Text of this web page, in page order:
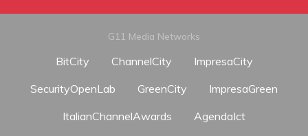
G11 Media Networks
BitCity ChannelCity
ImpresaCity
SecurityOpenLab
GreenCity
ImpresaGreen
ItalianChannelAwards
AgendaIct